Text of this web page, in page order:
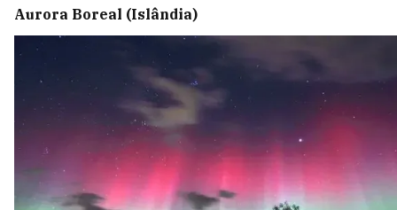
Aurora Boreal (Islândia)